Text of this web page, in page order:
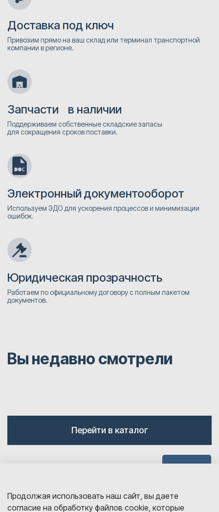
Доставка под ключ
Привозим прямо на ваш склад или терминал транспортной
компании в регионе.
Запчасти в наличии
Поддерживаем собственные складские запасы
для сокращения сроков поставки.
Электронный документооборот
Используем ЭДО для ускорения процессов и минимизации
ошибок.
Юридическая прозрачность
Работаем по официальному договору с полным пакетом
документов.
Вы недавно смотрели
Перейти в каталог
Продолжая использовать наш сайт, вы даете
согласие на обработку файлов cookie, которые